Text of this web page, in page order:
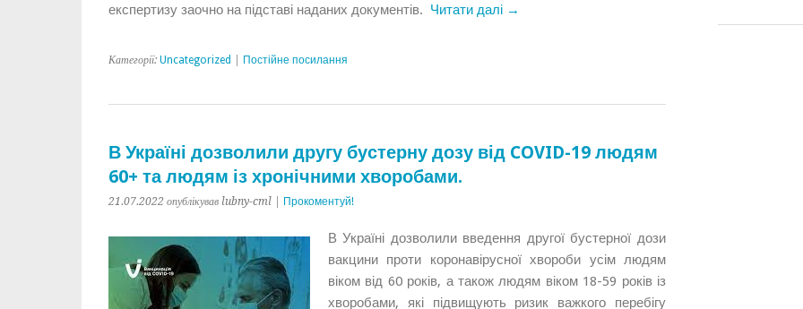
експертизу заочно на підставі наданих документів. Читати далі →
Категорії: Uncategorized Постійне посилання
В Україні дозволили другу бустерну дозу від COVID-19 людям
60+ та людям із хронічними хворобами.
21.07.2022 опублікував lubny-cml | Прокоментуй!
В Україні дозволили введення другої бустерної дози
вакцини проти коронавірусної хвороби усім людям
віком від 60 років, а також людям віком 18-59 років із
хворобами, які підвищують ризик важкого перебігу